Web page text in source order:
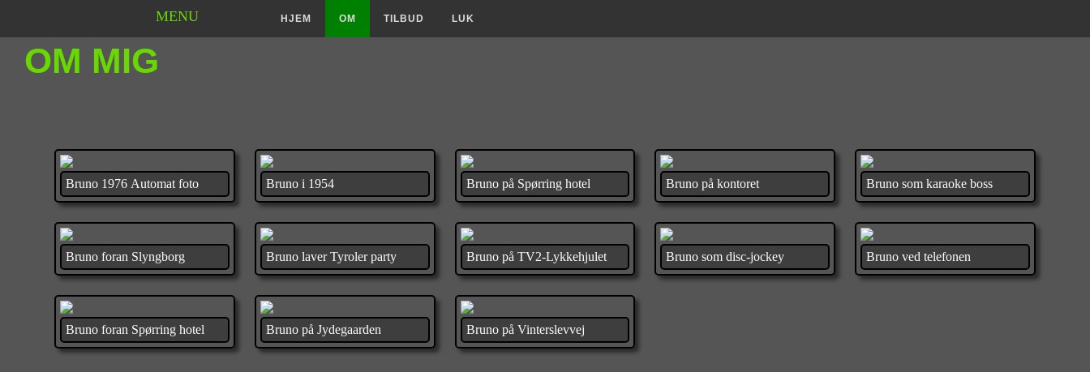
MENU HJEM OM TILBUD LUK
OM MIG
Bruno 1976 Automat foto
Bruno foran Slyngborg
Bruno foran Spørring hotel
Bruno i 1954
Bruno laver Tyroler party
Bruno på Jydegaarden
Bruno på Spørring hotel
Bruno på TV2-Lykkehjulet
Bruno på Vinterslevvej
Bruno på kontoret
Bruno som disc-jockey
Bruno som karaoke boss
Bruno ved telefonen